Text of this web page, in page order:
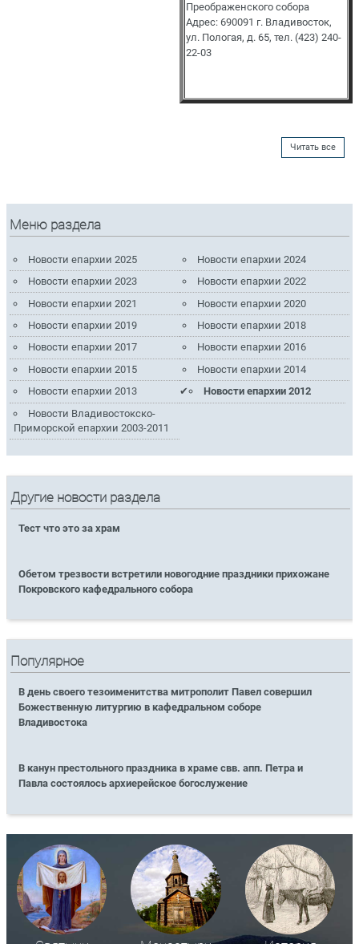
Преображенского собора
Адрес: 690091 г. Владивосток,
ул. Пологая, д. 65, тел. (423) 240-
22-03
Читать все
Меню раздела
Новости епархии 2025
Новости епархии 2024
Новости епархии 2023
Новости епархии 2022
Новости епархии 2021
Новости епархии 2020
Новости епархии 2019
Новости епархии 2018
Новости епархии 2017
Новости епархии 2016
Новости епархии 2015
Новости епархии 2014
Новости епархии 2013
Новости епархии 2012
Новости Владивостокско-
Приморской епархии 2003-2011
Другие новости раздела
Тест что это за храм
Обетом трезвости встретили новогодние праздники прихожане
Покровского кафедрального собора
Популярное
В день своего тезоименитства митрополит Павел совершил
Божественную литургию в кафедральном соборе
Владивостока
В канун престольного праздника в храме свв. апп. Петра и
Павла состоялось архиерейское богослужение